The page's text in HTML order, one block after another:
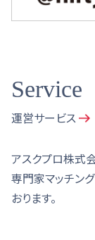
Service
運営サービス
アスクプロ株式
専門家マッチン
おります。